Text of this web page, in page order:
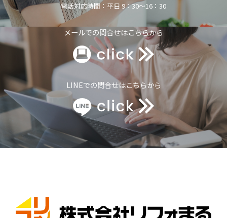
電話対応時間：平日 9：30～16：30
メールでの問合せはこちらから
LINEでの問合せはこちらから